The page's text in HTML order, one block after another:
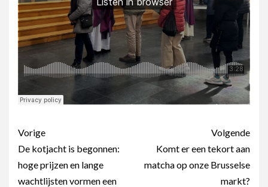
Berichtnavigatie
Vorige
De kotjacht is begonnen:
hoge prijzen en lange
wachtlijsten vormen een
Volgende
Komt er een tekort aan
matcha op onze Brusselse
markt?